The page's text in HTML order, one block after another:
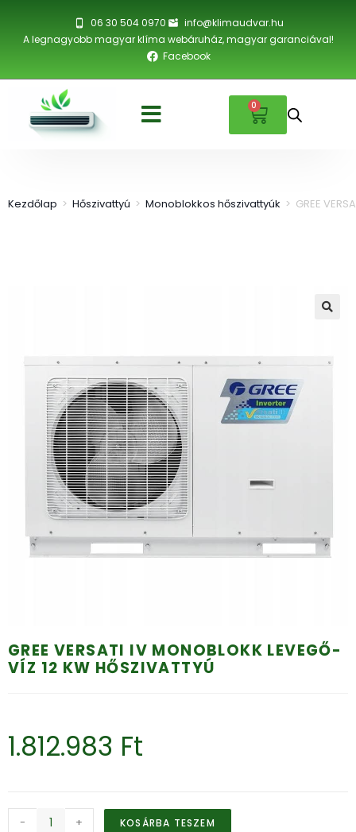
06 30 504 0970
info@klimaudvar.hu
A legnagyobb magyar klíma webáruház, magyar garanciával!
Facebook
0
Kezdőlap > Hőszivattyú > Monoblokkos hőszivattyúk > GREE
GREE VERSATI IV MONOBLOKK LEVEGŐ-
VÍZ 12 KW HŐSZIVATTYÚ
1.812.983 Ft
- + KOSÁRBA TESZEM